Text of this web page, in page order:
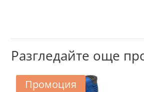
Разгледайте още
Промоция